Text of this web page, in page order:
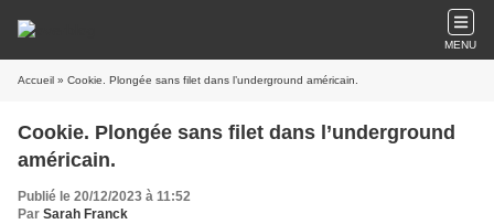
MENU
Accueil » Cookie. Plongée sans filet dans l’underground américain.
Cookie. Plongée sans filet dans l’underground
américain.
Publié le 20/12/2023 à 11:52
Par Sarah Franck